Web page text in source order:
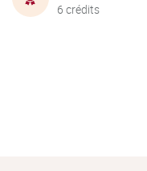
6 crédits